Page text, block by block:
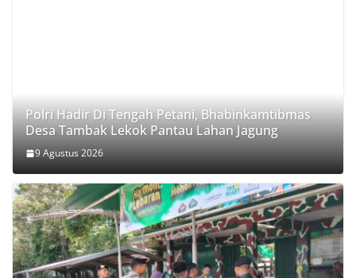
Polri Hadir Di Tengah Petani, Bhabinkamtibmas
Desa Tambak Lekok Pantau Lahan Jagung
9 Agustus 2026